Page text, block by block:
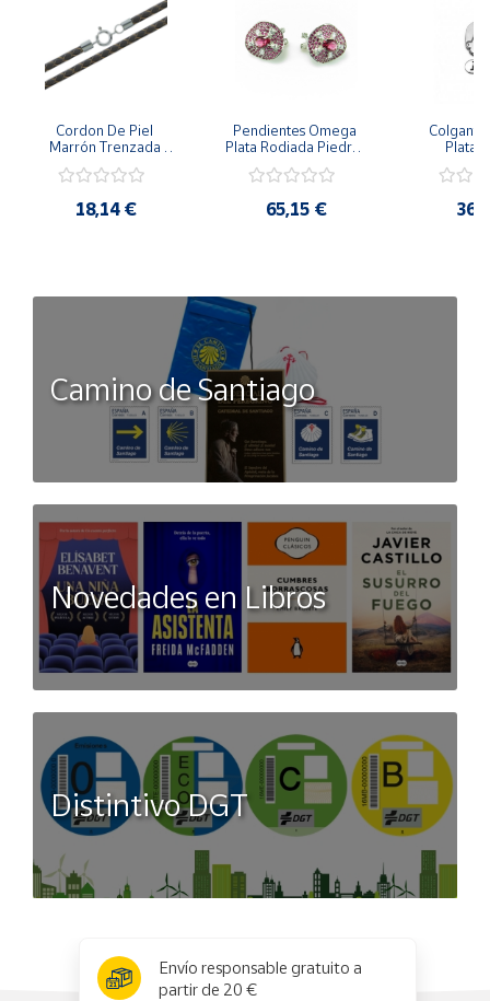
Cordon De Piel
Marrón Trenzada
Plata De 45Cm
18,14 €
Pendientes Omega
Plata Rodiada Piedras
65,15 €
Plata
Camino de Santiago
Novedades en Libros
Distintivo DGT
Envío responsable gratuito a
partir de 20 €